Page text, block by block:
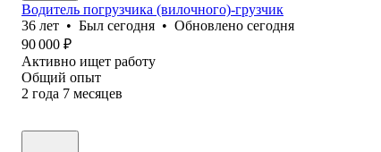
Водитель погрузчика (вилочного)-грузчик
36 лет • Был сегодня • Обновлено сегодня
90 000 ₽
Активно ищет работу
Общий опыт
2 года 7 месяцев